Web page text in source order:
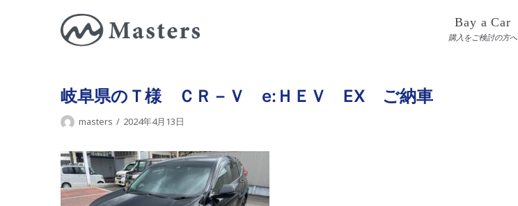
Bay a Car
購入をご検討の方へ
岐阜県のＴ様 ＣＲ－Ｖ e:ＨＥＶ EX ご納車
masters 2024年4月13日